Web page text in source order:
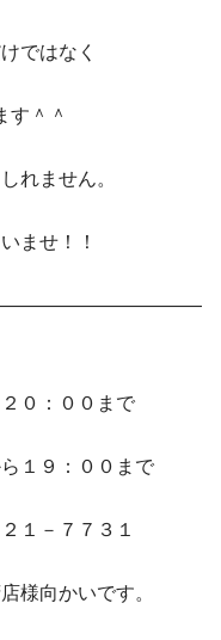
ではなく
す＾＾
れません。
ませ！！
０：００まで
１９：００まで
１－７７３１
様向かいです。